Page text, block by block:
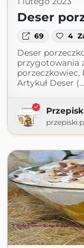
Deser
69 4
Deser
przygotowania
porzeczkowiec,
Artykuł Deser